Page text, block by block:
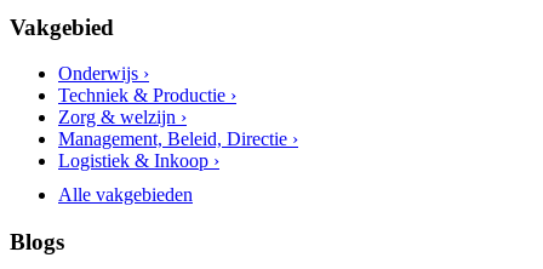
Vakgebied
Onderwijs ›
Techniek & Productie ›
Zorg & welzijn ›
Management, Beleid, Directie ›
Logistiek & Inkoop ›
Alle vakgebieden
Blogs